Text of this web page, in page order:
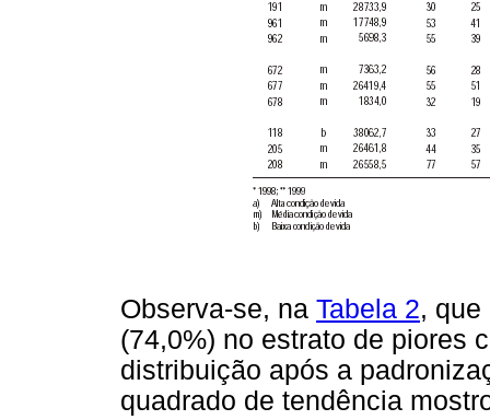
Observa-se, na Tabela 2, que
(74,0%) no estrato de piores
distribuição após a
quadrado de tendência